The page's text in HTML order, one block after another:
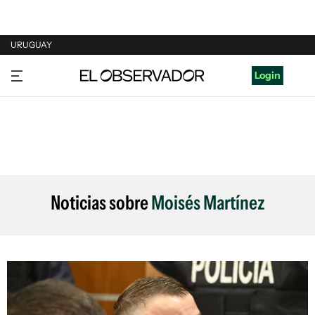
URUGUAY
URUGUAY
ARGENTINA
Login
Noticias sobreMoisés Martínez